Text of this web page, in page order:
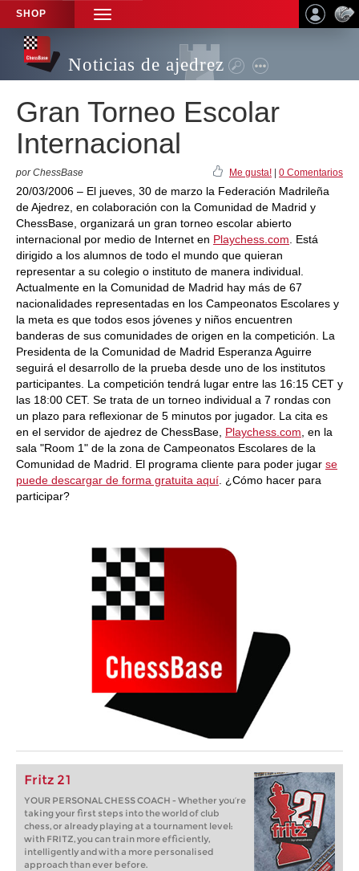
SHOP
TOGGLE
NAVIGATION
Noticias de ajedrez
Gran Torneo Escolar
Internacional
por ChessBase Me gusta! 0 Comentarios
20/03/2006 – El jueves, 30 de marzo la Federación Madrileña
de Ajedrez, en colaboración con la Comunidad de Madrid y
ChessBase, organizará un gran torneo escolar abierto
internacional por medio de Internet en Playchess.com . Está
dirigido a los alumnos de todo el mundo que quieran
representar a su colegio o instituto de manera individual.
Actualmente en la Comunidad de Madrid hay más de 67
nacionalidades representadas en los Campeonatos Escolares y
la meta es que todos esos jóvenes y niños encuentren
banderas de sus comunidades de origen en la competición. La
Presidenta de la Comunidad de Madrid Esperanza Aguirre
seguirá el desarrollo de la prueba desde uno de los institutos
participantes. La competición tendrá lugar entre las 16:15 CET y
las 18:00 CET. Se trata de un torneo individual a 7 rondas con
un plazo para reflexionar de 5 minutos por jugador. La cita es
en el servidor de ajedrez de ChessBase, Playchess.com , en la
sala "Room 1" de la zona de Campeonatos Escolares de la
Comunidad de Madrid. El programa cliente para poder jugar se
puede descargar de forma gratuita aquí . ¿Cómo hacer para
participar?
Fritz 21
YOUR PERSONAL CHESS COACH - Whether you’re
taking your first steps into the world of club
chess, or already playing at a tournament level:
with FRITZ, you can train more efficiently,
intelligently and with a more personalised
approach than ever before.